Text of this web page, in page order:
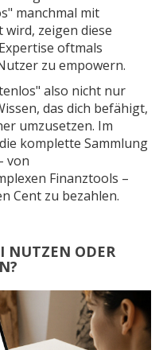
manchmal mit
zeigen diese
oftmals
zu empowern.
also nicht nur
das dich befähigt,
umzusetzen. Im
komplette Sammlung
von
Finanztools –
Cent zu bezahlen.
NUTZEN ODER